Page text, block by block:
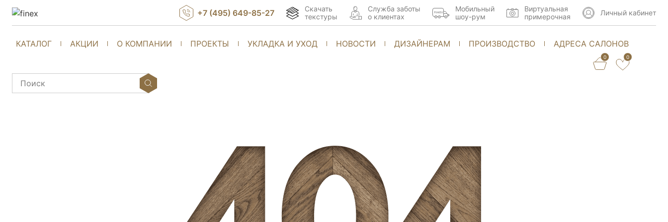
КАТАЛОГ АКЦИИ О КОМПАНИИ ПРОЕКТЫ УКЛАДКА И УХОД НОВОСТИ ДИЗАЙНЕРАМ ПРОИЗВОДСТВО АДРЕСА САЛОНОВ
0 0
+7 (495) 649-85-27
Скачать
текстуры
Cлужба заботы
о клиентах
Мобильный
шоу-рум
Виртуальная
примерочная
Личный кабинет